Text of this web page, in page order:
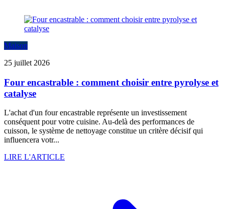
Maison
25 juillet 2026
Four encastrable : comment choisir entre pyrolyse et
catalyse
L'achat d'un four encastrable représente un investissement
conséquent pour votre cuisine. Au-delà des performances de
cuisson, le système de nettoyage constitue un critère décisif qui
influencera votr...
LIRE L'ARTICLE